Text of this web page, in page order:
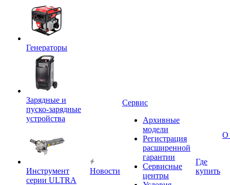
Генераторы
Зарядные и
пуско-зарядные
устройства
Инструмент
серии ULTRA
Новости
Сервис
Архивные
модели
Регистрация
расширенной
гарантии
Сервисные
центры
Где
купить
О